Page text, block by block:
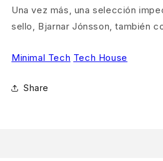
Una vez más, una selección
sello, Bjarnar Jónsson, también
Minimal Tech Tech House
Share